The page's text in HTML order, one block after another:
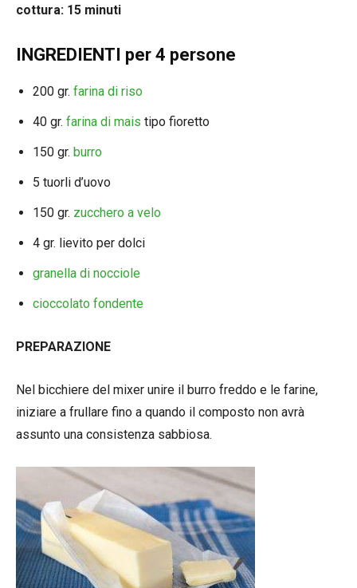
cottura: 15 minuti
INGREDIENTI per 4 persone
200 gr. farina di riso
40 gr. farina di mais tipo fioretto
150 gr. burro
5 tuorli d’uovo
150 gr. zucchero a velo
4 gr. lievito per dolci
granella di nocciole
cioccolato fondente
PREPARAZIONE
Nel bicchiere del mixer unire il burro freddo e le farine,
iniziare a frullare fino a quando il composto non avrà
assunto una consistenza sabbiosa.